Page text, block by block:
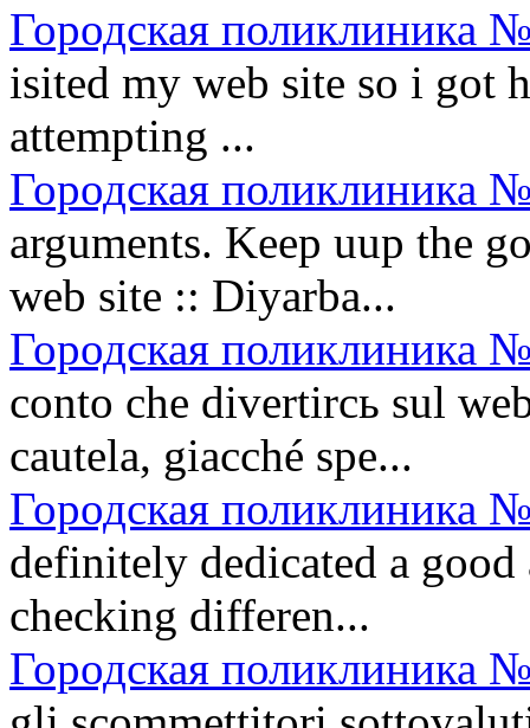
Городская поликлиника
isited my web site so i got
attempting ...
Городская поликлиника
arguments. Keep uup the
web site :: Diyarba...
Городская поликлиника
conto che divertirсь sul
cautela, giacché spe...
Городская поликлиника
definitely dedicated a
checking differen...
Городская поликлиника